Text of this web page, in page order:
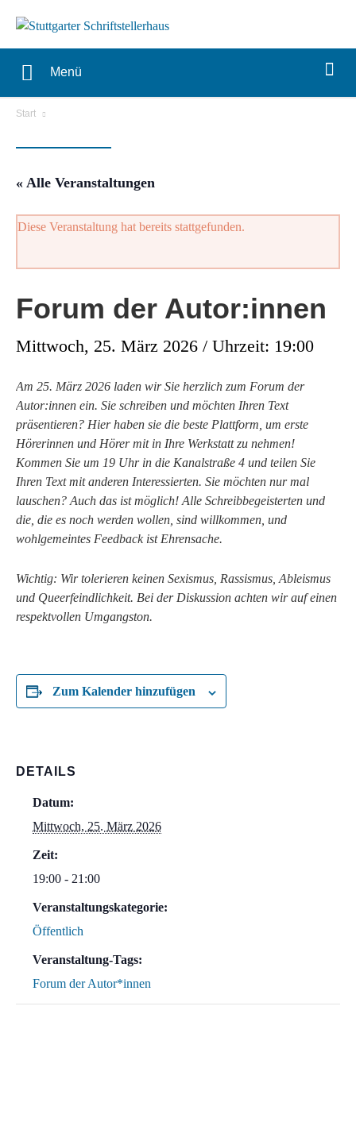
Menü
Start
« Alle Veranstaltungen
Diese Veranstaltung hat bereits stattgefunden.
Forum der Autor:innen
Mittwoch, 25. März 2026 / Uhrzeit: 19:00
Am 25. März 2026 laden wir Sie herzlich zum Forum der
Autor:innen ein. Sie schreiben und möchten Ihren Text
präsentieren? Hier haben sie die beste Plattform, um erste
Hörerinnen und Hörer mit in Ihre Werkstatt zu nehmen!
Kommen Sie um 19 Uhr in die Kanalstraße 4 und teilen Sie
Ihren Text mit anderen Interessierten. Sie möchten nur mal
lauschen? Auch das ist möglich! Alle Schreibbegeisterten und
die, die es noch werden wollen, sind willkommen, und
wohlgemeintes Feedback ist Ehrensache.
Wichtig: Wir tolerieren keinen Sexismus, Rassismus, Ableismus
und Queerfeindlichkeit. Bei der Diskussion achten wir auf einen
respektvollen Umgangston.
Zum Kalender hinzufügen
DETAILS
Datum:
Mittwoch, 25. März 2026
Zeit:
19:00 - 21:00
Veranstaltungskategorie:
Öffentlich
Veranstaltung-Tags:
Forum der Autor*innen